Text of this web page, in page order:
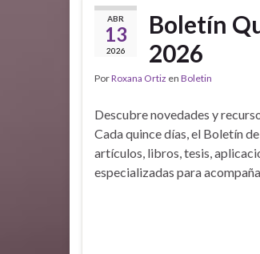
ABR
13
2026
Boletín
2026
PorRoxana Ortiz en Boletin
Descubre novedades y
Cada quince días, el Boletín
artículos, libros, tesis,
especializadas para